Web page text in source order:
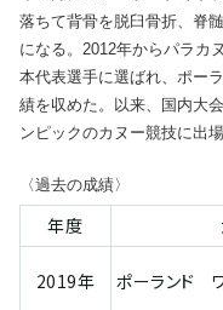
落ちて背骨を脱臼骨折、脊
になる。2012年からパラカ
本代表選手に選ばれ、ポー
績を収めた。以来、国内大
ンピックのカヌー競技に出
〈過去の成績〉
年度
2019年 ポーランド